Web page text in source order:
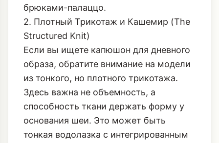
брюками-палаццо.
2. Плотный Трикотаж и Кашемир (The
Structured Knit)
Если вы ищете капюшон для дневного
образа, обратите внимание на модели
из тонкого, но плотного трикотажа.
Здесь важна не объемность, а
способность ткани держать форму у
основания шеи. Это может быть
тонкая водолазка с интегрированным